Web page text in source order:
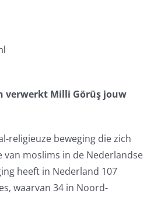
verwerkt Milli Görüş jouw
religieuze beweging die zich
moslims in de Nederlandse
heeft in Nederland 107
waarvan 34 in Noord-